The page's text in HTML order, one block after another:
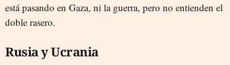
está pasando en Gaza, ni la guerra, pero no entienden el
doble rasero.
Rusia y Ucrania